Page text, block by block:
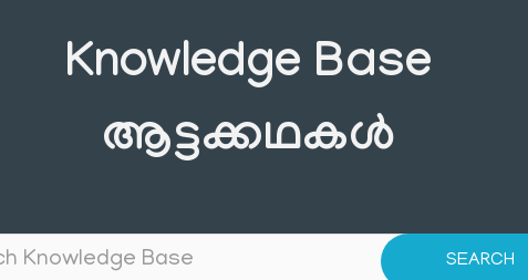
Knowledge Base
ആട്ടക്കഥകൾ